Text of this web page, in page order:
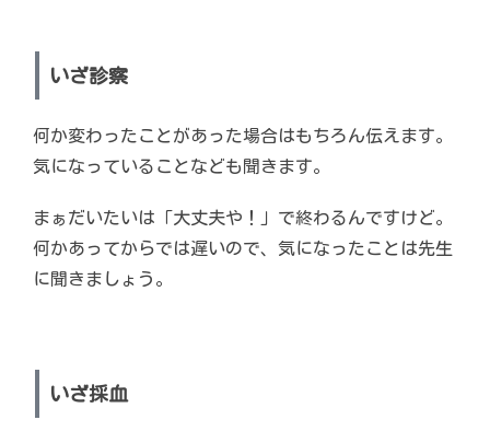
いざ診察
何か変わったことがあった場合はもちろん伝えます。
気になっていることなども聞きます。
まぁだいたいは「大丈夫や！」で終わるんですけど。
何かあってからでは遅いので、気になったことは先生
に聞きましょう。
いざ採血